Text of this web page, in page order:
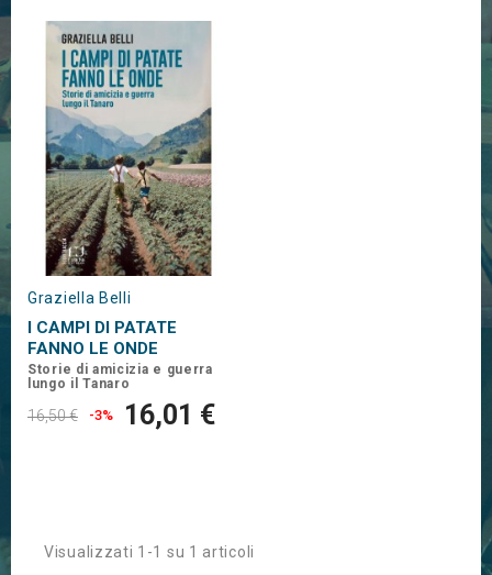
Graziella Belli
I CAMPI DI PATATE
FANNO LE ONDE
Storie di amicizia e guerra
lungo il Tanaro
16,50 € -3% 16,01 €
Visualizzati 1-1 su 1 articoli